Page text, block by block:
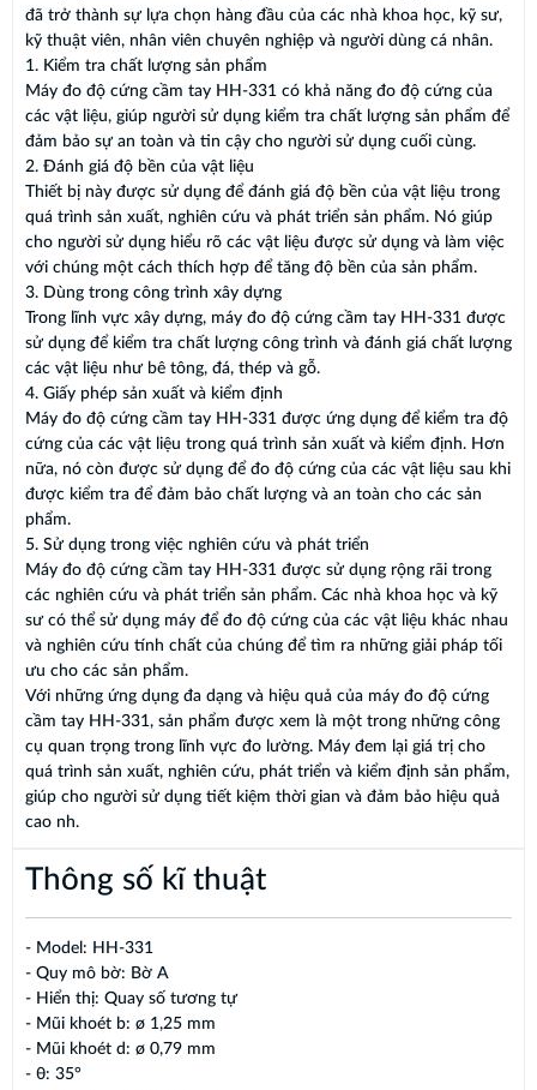
đã trở thành sự lựa chọn hàng đầu của các nhà khoa học, kỹ sư,
kỹ thuật viên, nhân viên chuyên nghiệp và người dùng cá nhân.
1. Kiểm tra chất lượng sản phẩm
Máy đo độ cứng cầm tay HH-331 có khả năng đo độ cứng của
các vật liệu, giúp người sử dụng kiểm tra chất lượng sản phẩm để
đảm bảo sự an toàn và tin cậy cho người sử dụng cuối cùng.
2. Đánh giá độ bền của vật liệu
Thiết bị này được sử dụng để đánh giá độ bền của vật liệu trong
quá trình sản xuất, nghiên cứu và phát triển sản phẩm. Nó giúp
cho người sử dụng hiểu rõ các vật liệu được sử dụng và làm việc
với chúng một cách thích hợp để tăng độ bền của sản phẩm.
3. Dùng trong công trình xây dựng
Trong lĩnh vực xây dựng, máy đo độ cứng cầm tay HH-331 được
sử dụng để kiểm tra chất lượng công trình và đánh giá chất lượng
các vật liệu như bê tông, đá, thép và gỗ.
4. Giấy phép sản xuất và kiểm định
Máy đo độ cứng cầm tay HH-331 được ứng dụng để kiểm tra độ
cứng của các vật liệu trong quá trình sản xuất và kiểm định. Hơn
nữa, nó còn được sử dụng để đo độ cứng của các vật liệu sau khi
được kiểm tra để đảm bảo chất lượng và an toàn cho các sản
phẩm.
5. Sử dụng trong việc nghiên cứu và phát triển
Máy đo độ cứng cầm tay HH-331 được sử dụng rộng rãi trong
các nghiên cứu và phát triển sản phẩm. Các nhà khoa học và kỹ
sư có thể sử dụng máy để đo độ cứng của các vật liệu khác nhau
và nghiên cứu tính chất của chúng để tìm ra những giải pháp tối
ưu cho các sản phẩm.
Với những ứng dụng đa dạng và hiệu quả của máy đo độ cứng
cầm tay HH-331, sản phẩm được xem là một trong những công
cụ quan trọng trong lĩnh vực đo lường. Máy đem lại giá trị cho
quá trình sản xuất, nghiên cứu, phát triển và kiểm định sản phẩm,
giúp cho người sử dụng tiết kiệm thời gian và đảm bảo hiệu quả
cao nh.
Thông số kĩ thuật
- Model: HH-331
- Quy mô bờ: Bờ A
- Hiển thị: Quay số tương tự
- Mũi khoét b: ø 1,25 mm
- Mũi khoét d: ø 0,79 mm
- θ: 35°